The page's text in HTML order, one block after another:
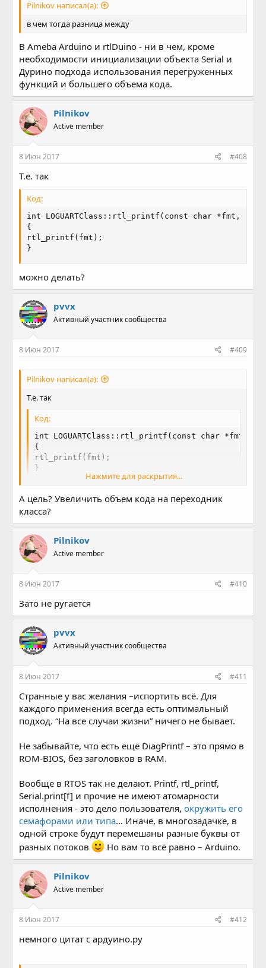
Pilnikov написал(а):
в чем тогда разница между
В Ameba Arduino и rtlDuino - ни в чем, кроме
необходимости инициализации объекта Serial и
Дурино подхода использования перегруженных
функций и большего объема кода.
Pilnikov
Active member
8 Июн 2017 #408
Т.е. так
Код:
int LOGUARTClass::rtl_printf(const char *fmt, ...)
{
rtl_printf(fmt);
}
можно делать?
pvvx
Активный участник сообщества
8 Июн 2017 #409
Pilnikov написал(а):
Т.е. так
Код:
int LOGUARTClass::rtl_printf(const char *fmt,
{
rtl_printf(fmt);
}
можно делать?
Нажмите для раскрытия...
А цель? Увеличить объем кода на переходник
класса?
Pilnikov
Active member
8 Июн 2017 #410
Зато не ругается
pvvx
Активный участник сообщества
8 Июн 2017 #411
Странные у вас желания –испортить всё. Для
каждого применения всегда есть оптимальный
подход. “На все случаи жизни” ничего не бывает.
Не забывайте, что есть ещё DiagPrintf – это прямо в
ROM-BIOS, без заголовков в RAM.
Вообще в RTOS так не делают. Printf, rtl_printf,
Serial.print[f] и прочие не имеют атомарности
исполнения - это дело пользователя,окружить его
семафорами или типа… Иначе, в многозадачке, в
одной строке будут перемешаны разные буквы от
разных потоков
Но вам то всё равно – Arduino.
Pilnikov
Active member
8 Июн 2017 #412
немного цитат с ардуино.ру